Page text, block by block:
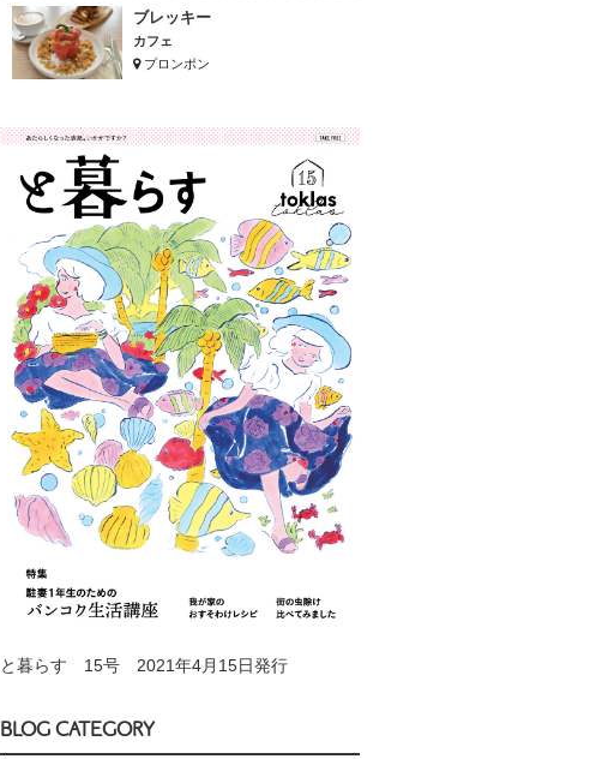
ブレッキー
カフェ
プロンポン
と暮らす 15号 2021年4月15日発行
BLOG CATEGORY